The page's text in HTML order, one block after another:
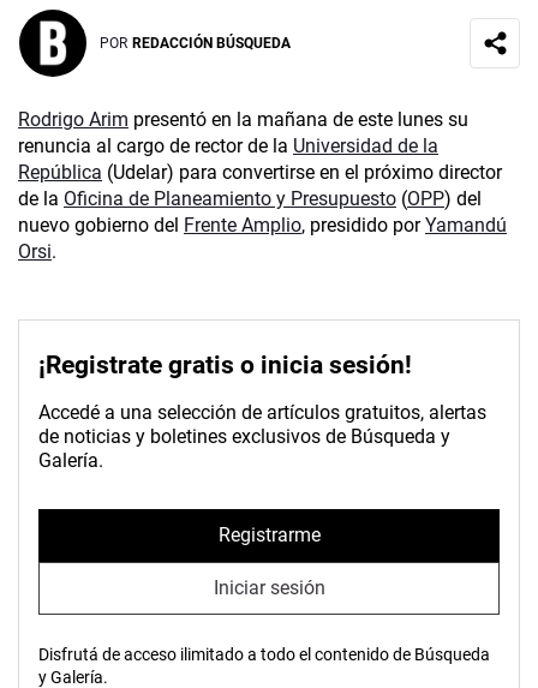
POR REDACCIÓN BÚSQUEDA
Rodrigo Arim presentó en la mañana de este lunes su
renuncia al cargo de rector de la Universidad de la
República (Udelar) para convertirse en el próximo director
de la Oficina de Planeamiento y Presupuesto (OPP) del
nuevo gobierno del Frente Amplio, presidido porYamandú
Orsi.
¡Registrate gratis o inicia sesión!
Accedé a una selección de artículos gratuitos, alertas
de noticias y boletines exclusivos de Búsqueda y
Galería.
Registrarme
Iniciar sesión
Disfrutá de acceso ilimitado a todo el contenido de Búsqueda
y Galería.